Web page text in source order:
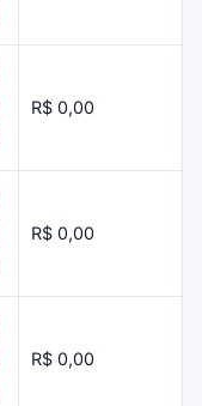
R$ 0,00
R$ 0,00
R$ 0,00